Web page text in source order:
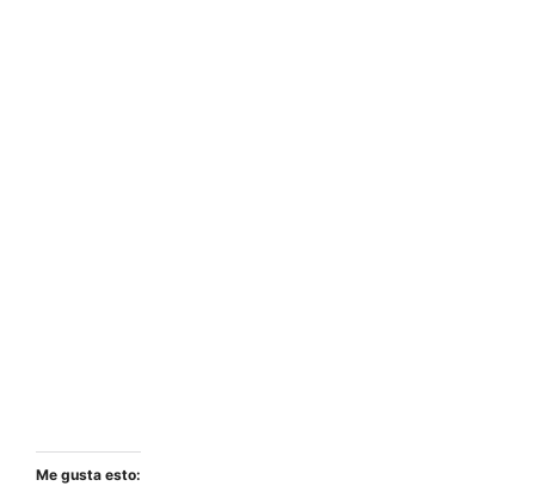
Me gusta esto: